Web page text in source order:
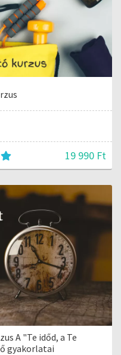
19 990 Ft
A "Te időd, a Te
gyakorlatai